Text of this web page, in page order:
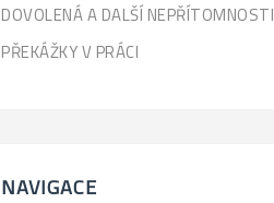
DOVOLENÁ A DALŠÍ NEPŘÍTOMNOSTI
PŘEKÁŽKY V PRÁCI
NAVIGACE